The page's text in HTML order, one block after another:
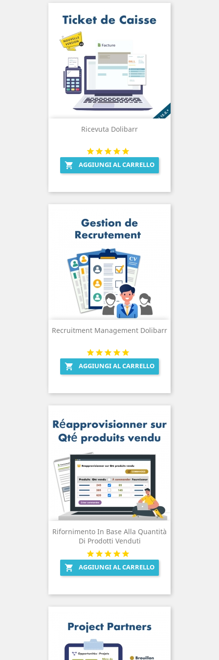
Ricevuta Dolibarr
 AGGIUNGI AL CARRELLO
Recruitment Management Dolibarr
 AGGIUNGI AL CARRELLO
Rifornimento In Base Alla Quantità
Di Prodotti Venduti
 AGGIUNGI AL CARRELLO